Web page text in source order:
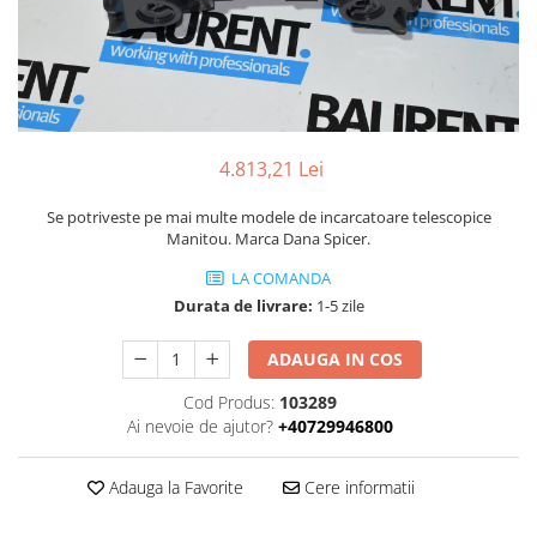
Diverse piese transmisie
Piese ambreiaj
Planetare
Angrenaje transmisie
Cruce cardan
Roti non-marking
Janta
Anvelope
Piese motor Yanmar
Piese Fiat
Piese Snorkel
Piese Vapormatic
Piese Dana Spicer
Piese Yale
4.813,21 Lei
Se potriveste pe mai multe modele de incarcatoare telescopice
Manitou. Marca Dana Spicer.
LA COMANDA
Durata de livrare: 1-5 zile
ADAUGA IN COS
Cod Produs: 103289
Ai nevoie de ajutor? +40729946800
Adauga la Favorite Cere informatii